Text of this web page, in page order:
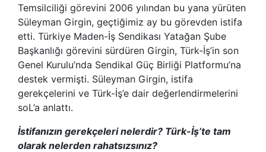
Temsilciliği görevini 2006 yılından bu yana yürüten
Süleyman Girgin, geçtiğimiz ay bu görevden istifa
etti. Türkiye Maden-İş Sendikası Yatağan Şube
Başkanlığı görevini sürdüren Girgin, Türk-İş’in son
Genel Kurulu’nda Sendikal Güç Birliği Platformu’na
destek vermişti. Süleyman Girgin, istifa
gerekçelerini ve Türk-İş’e dair değerlendirmelerini
soL’a anlattı.
İstifanızın gerekçeleri nelerdir? Türk-İş’te tam
olarak nelerden rahatsızsınız?